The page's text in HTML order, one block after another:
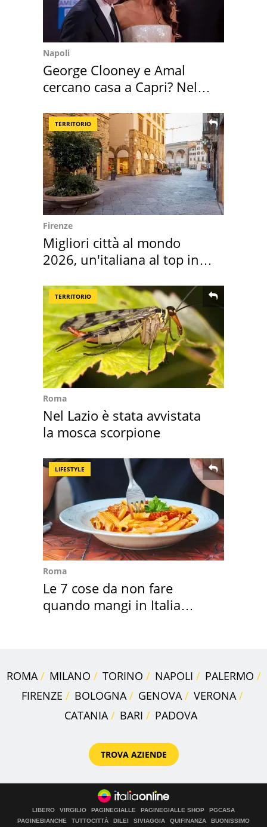
Napoli
George Clooney e Amal
cercano casa a Capri? Nel
TERRITORIO
Firenze
Migliori città al mondo
2026, un'italiana al top in
TERRITORIO
Roma
Nel Lazio è stata avvistata
la mosca scorpione
LIFESTYLE
Roma
Le 7 cose da non fare
quando mangi in Italia
ROMA MILANO TORINO NAPOLI
PALERMO
FIRENZE
BOLOGNA GENOVA
VERONA
CATANIA
BARI PADOVA
TROVA AZIENDE
LIBERO VIRGILIO PAGINEGIALLE PAGINEGIALLE SHOP
PGCASA
PAGINEBIANCHE
TUTTOCITTÀ DILEI SIVIAGGIA QUIFINANZA
BUONISSIMO